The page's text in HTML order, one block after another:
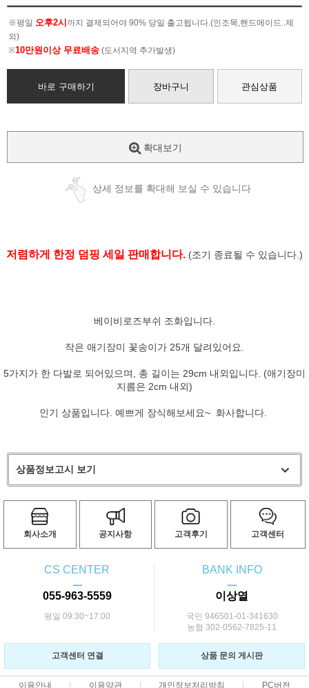
※평일 오후2시 까지 결제되어야 90% 당일 출고됩니다.(인조목,핸드메이드..제
외)
※10만원이상 무료배송 (도서지역 추가발생)
바로 구매하기 장바구니 관심상품
확대보기
상세 정보를 확대해 보실 수 있습니다
저렴하게 한정 덤핑 세일 판매합니다. (조기 종료될 수 있습니다.)
베이비로즈부쉬 조화입니다.
작은 애기장미 꽃송이가 25개 달려있어요.
5가지가 한 다발로 되어있으며, 총 길이는 29cm 내외입니다. (애기장미
지름은 2cm 내외)
인기 상품입니다. 예쁘게 장식해보세요~ 화사합니다.
상품정보고시 보기
회사소개 공지사항 고객후기 고객센터
CS CENTER
ㅡ
055-963-5559
평일 09:30~17:00
BANK INFO
ㅡ
이상열
국민 946501-01-341630
농협 302-0562-7825-11
고객센터 연결 상품 문의 게시판
이용안내 이용약관 개인정보처리방침 PC버전